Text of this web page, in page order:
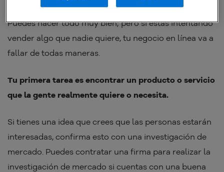
Puedes hacer todo muy bien; pero si estás intentando
vender algo que nadie quiere, tu negocio en línea va a
fallar de todas maneras.
Tu primera tarea es encontrar un producto o servicio
que la gente realmente quiere o necesita.
Si tienes una idea que crees que las personas estarán
interesadas, confirma esto con una investigación de
mercado. Puedes contratar una firma para realizar la
investigación de mercado si cuentas con una buena